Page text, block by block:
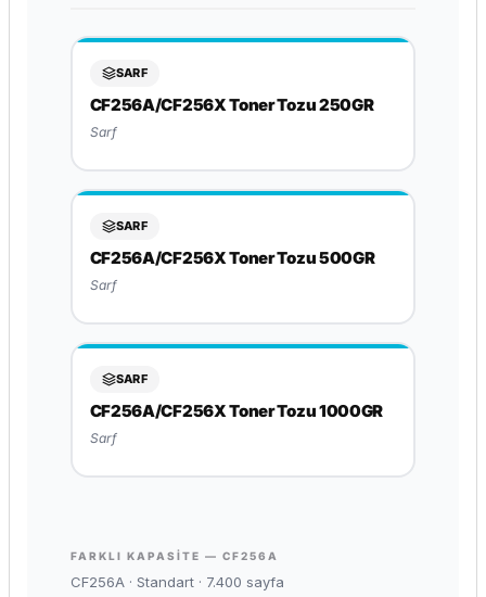
SARF
CF256A/CF256X Toner Tozu 250GR
Sarf
SARF
CF256A/CF256X Toner Tozu 500GR
Sarf
SARF
CF256A/CF256X Toner Tozu 1000GR
Sarf
FARKLI KAPASITE — CF256A
CF256A · Standart · 7.400 sayfa